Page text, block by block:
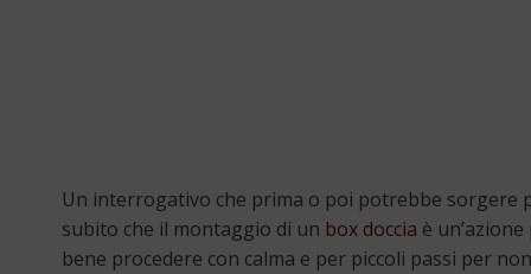
Un interrogativo che prima o poi potrebbe sorgere
subito che il montaggio di un box doccia è
bene procedere con calma e per piccoli passi per